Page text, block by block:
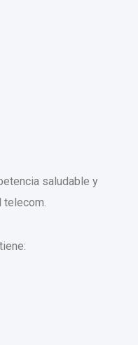
saludable y
telecom.